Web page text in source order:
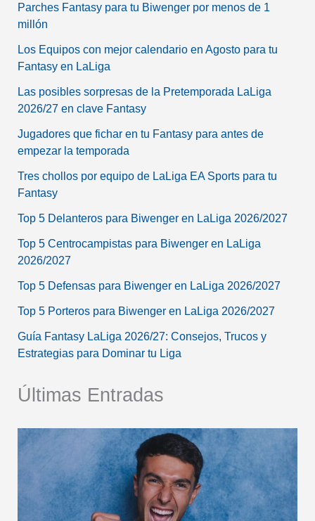
Parches Fantasy para tu Biwenger por menos de 1
millón
Los Equipos con mejor calendario en Agosto para tu
Fantasy en LaLiga
Las posibles sorpresas de la Pretemporada LaLiga
2026/27 en clave Fantasy
Jugadores que fichar en tu Fantasy para antes de
empezar la temporada
Tres chollos por equipo de LaLiga EA Sports para tu
Fantasy
Top 5 Delanteros para Biwenger en LaLiga 2026/2027
Top 5 Centrocampistas para Biwenger en LaLiga
2026/2027
Top 5 Defensas para Biwenger en LaLiga 2026/2027
Top 5 Porteros para Biwenger en LaLiga 2026/2027
Guía Fantasy LaLiga 2026/27: Consejos, Trucos y
Estrategias para Dominar tu Liga
Últimas Entradas